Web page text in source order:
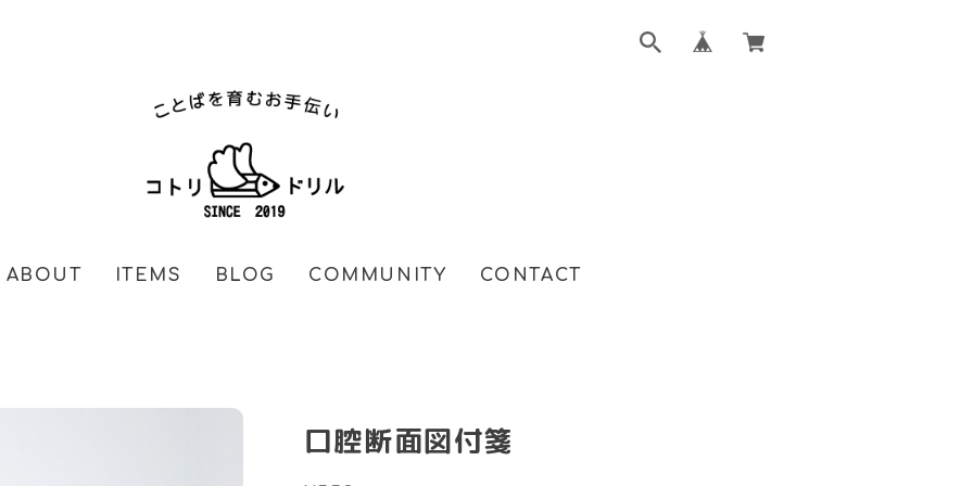
ABOUT ITEMS BLOG COMMUNITY CONTACT
口腔断面図付箋